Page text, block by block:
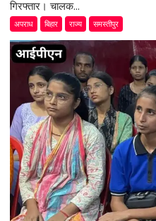
गिरफ्तार। चालक...
अपराध बिहार राज्य समस्तीपुर